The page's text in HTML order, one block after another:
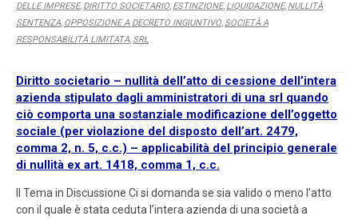
DELLE IMPRESE, DIRITTO SOCIETARIO ESTINZIONE, LIQUIDAZIONE, NULLITÀ
SENTENZA OPPOSIZIONE A DECRETO INGIUNTIVO SOCIETÀ A
RESPONSABILITÀ LIMITATA SRL
Diritto societario – nullità dell’atto di cessione dell’intera
azienda stipulato dagli amministratori di una srl quando
ciò comporta una sostanziale modificazione dell’oggetto
sociale (per violazione del disposto dell’art. 2479,
comma 2, n. 5, c.c.) – applicabilità del principio generale
di nullità ex art. 1418, comma 1, c.c.
Il Tema in Discussione Ci si domanda se sia valido o meno l’atto
con il quale è stata ceduta l’intera azienda di una società a